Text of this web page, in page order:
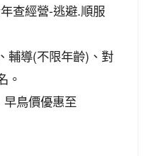
查經營-逃避.順服
輔導(不限年齡)、對
。
早鳥價優惠至